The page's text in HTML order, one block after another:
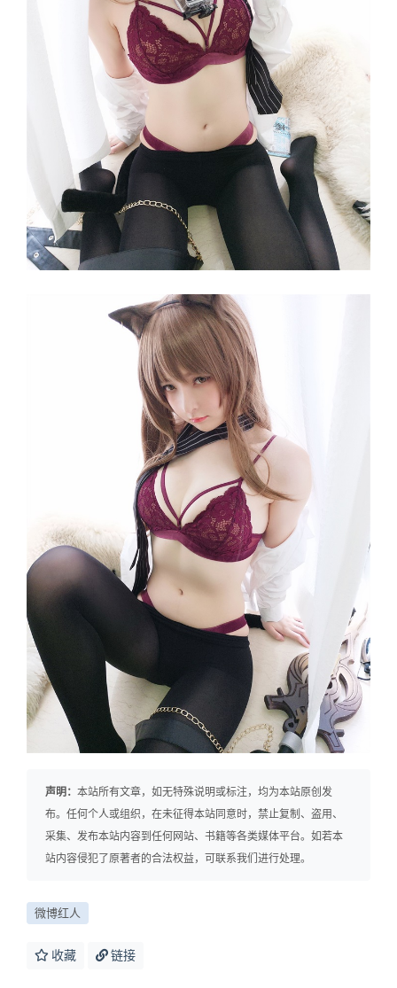
声明： 本站所有文章，如无特殊说明或标注，均为本站原创发
布。任何个人或组织，在未征得本站同意时，禁止复制、盗用、
采集、发布本站内容到任何网站、书籍等各类媒体平台。如若本
站内容侵犯了原著者的合法权益，可联系我们进行处理。
微博红人
收藏 链接